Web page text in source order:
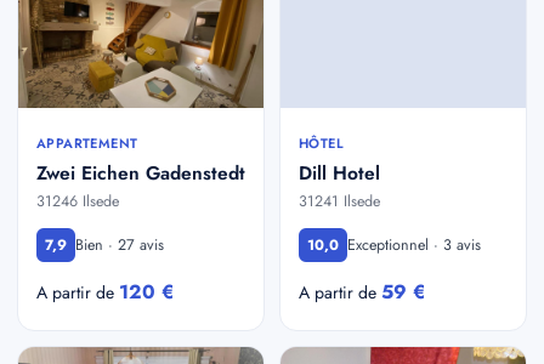
APPARTEMENT
Zwei Eichen Gadenstedt
31246 Ilsede
7,9 Bien · 27 avis
A partir de 120 €
HÔTEL
Dill Hotel
31241 Ilsede
10,0 Exceptionnel · 3 avis
A partir de 59 €